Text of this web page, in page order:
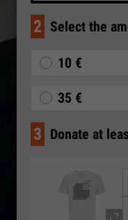
2 Select the
10 €
35 €
3 Donate at